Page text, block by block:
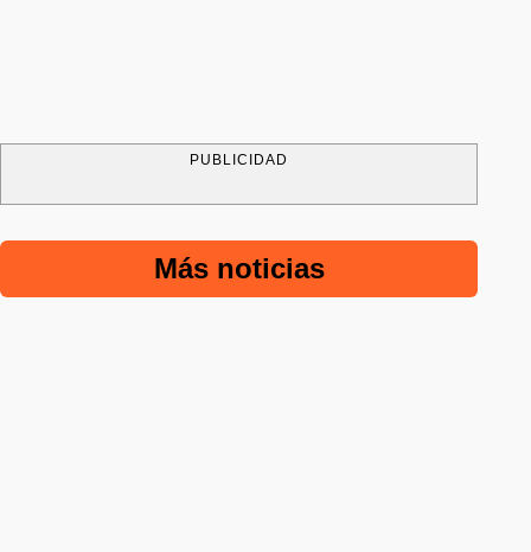
PUBLICIDAD
Más noticias